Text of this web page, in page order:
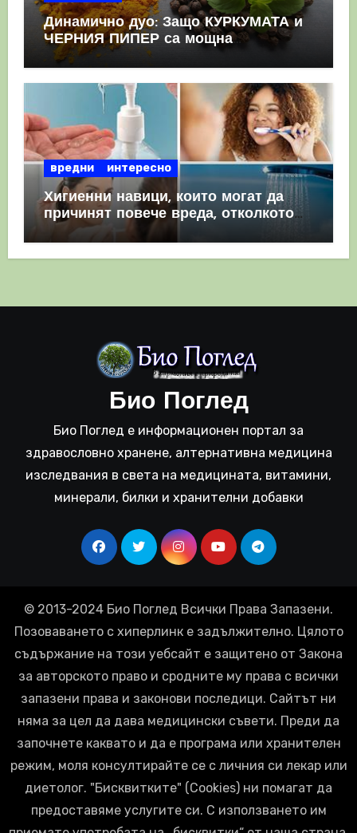
Динамично дуо: Защо КУРКУМАТА и
ЧЕРНИЯ ПИПЕР са мощна
комбинация
вредни интересно
Хигиенни навици, които могат да
причинят повече вреда, отколкото
полза
Био Поглед
Био Поглед е информационен портал за
здравословно хранене, алтернативна медицина
изследвания в света на медицината, витамини,
минерали, билки и хранителни добавки
© 2013-2024 Био Поглед Всички Права Запазени.
Позоваването с хиперлинк е задължително. Цялото
съдържание на този уебсайт е защитено от Закона
за авторското право и сродните му права с всички
запазени права и законови последици. Сайтът ни
няма за цел да дава медицински съвети. Преди да
започнете каквато и да е програма или хранителен
режим, моля консултирайте се с личния си лекар или
диетолог. "Бисквитките" (Cookies) ни помагат да
предоставяме услугите си. С използването им